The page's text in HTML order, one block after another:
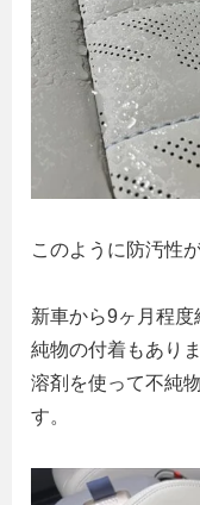
このように防汚性
新車から9ヶ月程
純物の付着もあり
溶剤を使って不純
す。